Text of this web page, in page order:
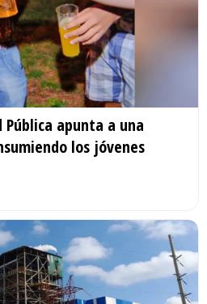
apunta a una
los jóvenes